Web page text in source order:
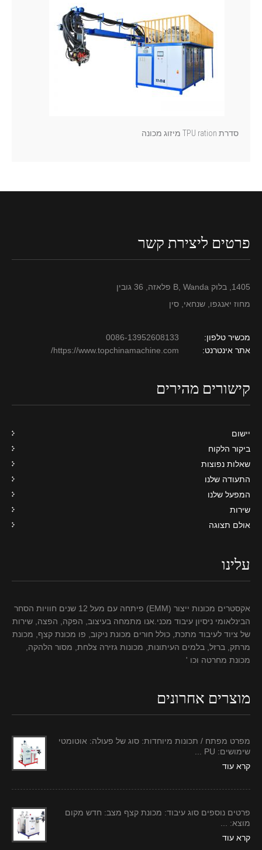
סדרת TPU ration מיזוג מכונה
פרטים ליצירת קשר
1405, בלוק B, Wanda פלאזה, 36 גובין
מחוז יאנגפו, שנחאי, סין
מכשיר טלפון:
0086-13952608133
אתר אינטרנט:
https://www.topchinamachine.com/
קישורים מהירים
יישום
ביקור הלקוח
שאלות נפוצות
התעודה שלנו
המפעל שלנו
שירות
אולם תצוגה
עלינו
אקסטרים מכונות ייצור (EMM) פיתחה עם מעל 12 שנים חוויות הסחר
הבינלאומי ניסיון עיבוד מכני.אנו מתמחה בעיצוב, הפקה, הפצה, שירות
של ציוד לעיבוד מתכת, כולל חורים מכונת ניקוב, פו מכונת קצף, מכונת
מרתק, ברזל, בלמים העיתונות, מכונות גזירה צלחת, מסור הלהקה,
מכונת מחרטה וכו '
מוצרים אחרונים
מפרט מפתח / תכונות מיוחדות: סוג של פעולה: אוטומטי
שימושים: PU ...
קרא עוד
פרטים נוספים סוג עיבוד: מכונת קצף מצב: חדש מקום
מוצא: ...
קרא עוד